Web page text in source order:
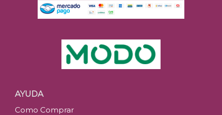
AYUDA
Como Comprar